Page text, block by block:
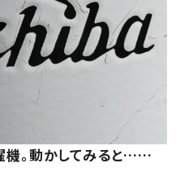
。動かしてみると……